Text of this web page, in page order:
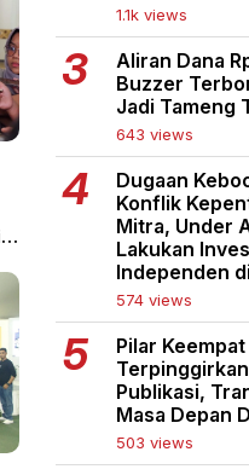
1.1k views
Aliran Dana
Buzzer
Jadi Tameng
643 views
Dugaan
Konflik
Mitra, Under
Lakukan
Independen
574 views
Pilar
Publikasi,
Masa Depan
503 views